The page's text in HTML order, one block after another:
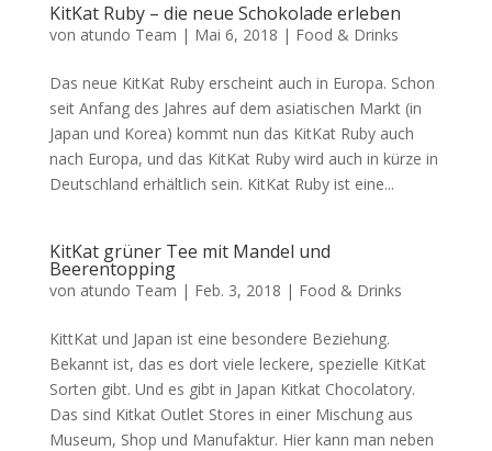
KitKat Ruby – die neue Schokolade erleben
von atundo Team | Mai 6, 2018 | Food & Drinks
Das neue KitKat Ruby erscheint auch in Europa. Schon
seit Anfang des Jahres auf dem asiatischen Markt (in
Japan und Korea) kommt nun das KitKat Ruby auch
nach Europa, und das KitKat Ruby wird auch in kürze in
Deutschland erhältlich sein. KitKat Ruby ist eine...
KitKat grüner Tee mit Mandel und
Beerentopping
von atundo Team | Feb. 3, 2018 | Food & Drinks
KittKat und Japan ist eine besondere Beziehung.
Bekannt ist, das es dort viele leckere, spezielle KitKat
Sorten gibt. Und es gibt in Japan Kitkat Chocolatory.
Das sind Kitkat Outlet Stores in einer Mischung aus
Museum, Shop und Manufaktur. Hier kann man neben